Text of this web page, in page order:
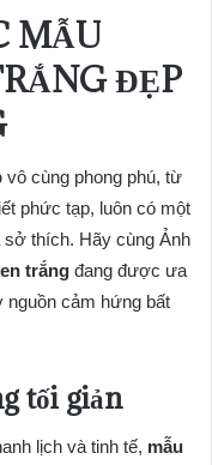
MẪU
ĐẸP
vô cùng phong phú, từ
phức tạp, luôn có một
thích. Hãy cùng Ảnh
trắng đang được ưa
nguồn cảm hứng bất
tối giản
lịch và tinh tế, mẫu